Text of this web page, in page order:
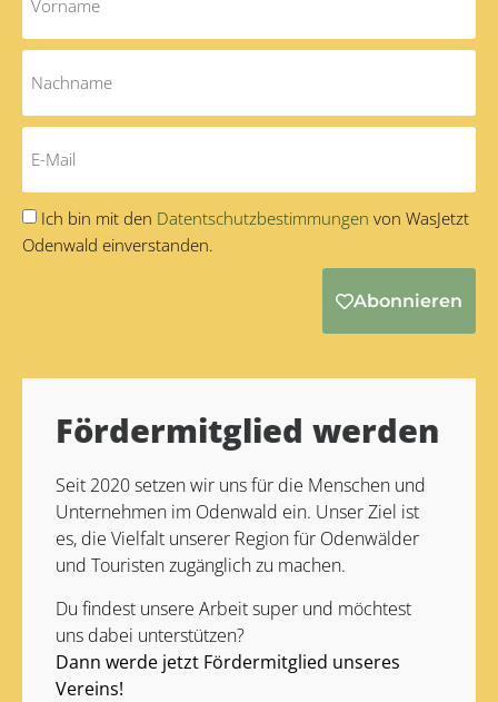
Ich bin mit den Datentschutzbestimmungen von WasJetzt
Odenwald einverstanden.
Abonnieren
Fördermitglied werden
Seit 2020 setzen wir uns für die Menschen und
Unternehmen im Odenwald ein. Unser Ziel ist
es, die Vielfalt unserer Region für Odenwälder
und Touristen zugänglich zu machen.
Du findest unsere Arbeit super und möchtest
uns dabei unterstützen?
Dann werde jetzt Fördermitglied unseres
Vereins!